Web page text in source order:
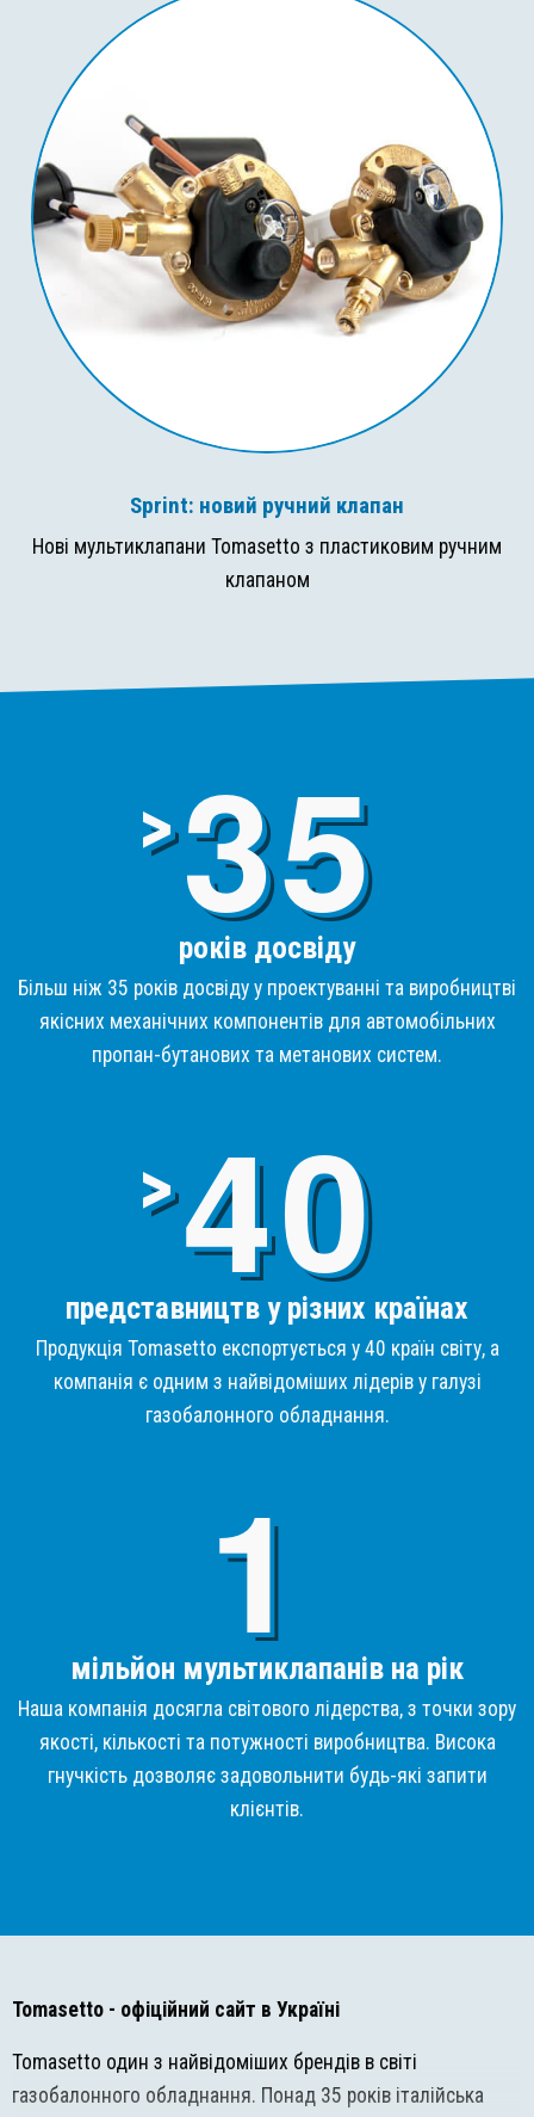
Sprint: новий ручний клапан
Нові мультиклапани Tomasetto з пластиковим ручним
клапаном
>3
років досвіду
Більш ніж 35 років досвіду у проектуванні та виробництві
якісних механічних компонентів для автомобільних
пропан-бутанових та метанових систем.
>4
представництв у різних країнах
Продукція Tomasetto експортується у 40 країн світу, а
компанія є одним з найвідоміших лідерів у галузі
газобалонного обладнання.
мільйон мультиклапанів на рік
Наша компанія досягла світового лідерства, з точки зору
якості, кількості та потужності виробництва. Висока
гнучкість дозволяє задовольнити будь-які запити
клієнтів.
Tomasetto - офіційний сайт в Україні
Tomasetto один з найвідоміших брендів в світі
газобалонного обладнання. Понад 35 років італійська